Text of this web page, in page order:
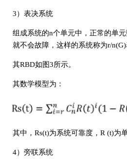
3）表决系统
组成系统的n个单元中，正常的单
就不会故障，这样的系统称为r/n(G)
其RBD如图3所示。
其数学模型为：
其中，Rs(t)为系统可靠度，R (t)为
4）旁联系统